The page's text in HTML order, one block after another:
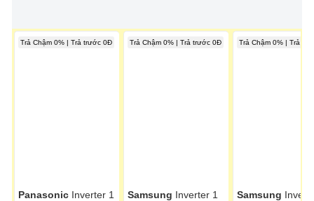
Trả Chậm 0% | Trả trước 0Đ
Panasonic Inverter 1
Trả Chậm 0% | Trả trước 0Đ
Samsung Inverter 1
Trả Chậm 0% | Trả
Samsung